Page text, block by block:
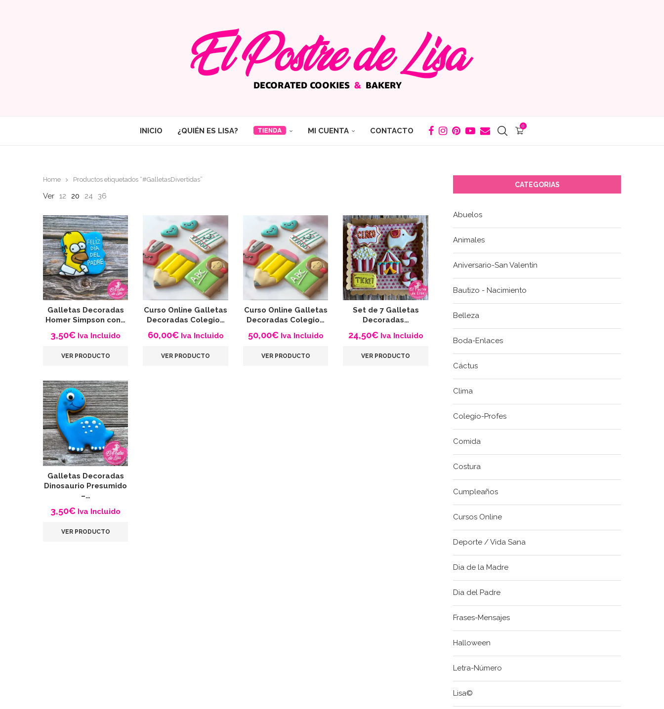
INICIO ¿QUIÉN ES LISA? MI CUENTA CONTACTO
0
Home Productos etiquetados “#GalletasDivertidas”
Ver 12 20 24 36
Galletas Decoradas
Homer Simpson con…
3,50€ Iva Incluido
VER PRODUCTO
Curso Online Galletas
Decoradas Colegio…
60,00€ Iva Incluido
VER PRODUCTO
Curso Online Galletas
Decoradas Colegio…
50,00€ Iva Incluido
VER PRODUCTO
Set de 7 Galletas
Decoradas…
24,50€ Iva Incluido
VER PRODUCTO
Galletas Decoradas
Dinosaurio Presumido
–…
3,50€ Iva Incluido
VER PRODUCTO
CATEGORIAS
Abuelos
Animales
Aniversario-San Valentín
Bautizo - Nacimiento
Belleza
Boda-Enlaces
Cáctus
Clima
Colegio-Profes
Comida
Costura
Cumpleaños
Cursos Online
Deporte / Vida Sana
Dia de la Madre
Dia del Padre
Frases-Mensajes
Halloween
Letra-Número
Lisa©